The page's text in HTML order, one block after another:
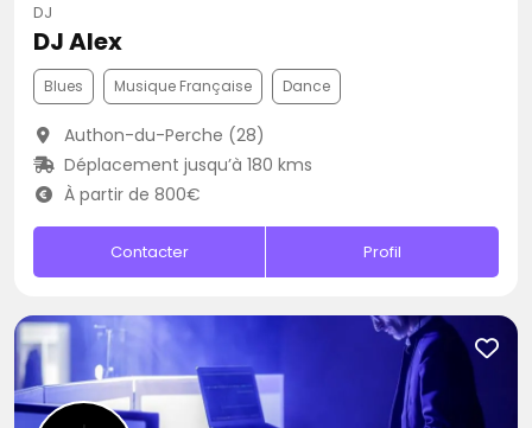
DJ
DJ Alex
Blues Musique Française Dance
Authon-du-Perche (28)
Déplacement jusqu’à 180 kms
À partir de 800€
Contacter Profil